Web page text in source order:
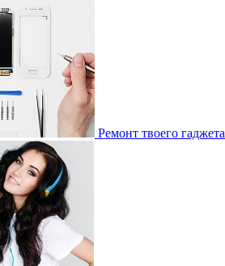
Ремонт твоего гаджета